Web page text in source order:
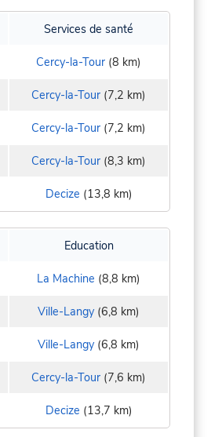
Services de santé
Cercy-la-Tour (8 km)
Cercy-la-Tour (7,2 km)
Cercy-la-Tour (7,2 km)
Cercy-la-Tour (8,3 km)
Decize (13,8 km)
Education
La Machine (8,8 km)
Ville-Langy (6,8 km)
Ville-Langy (6,8 km)
Cercy-la-Tour (7,6 km)
Decize (13,7 km)